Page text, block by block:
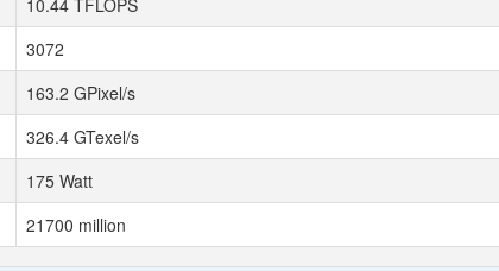
10.44 TFLOPS
3072
163.2 GPixel/s
326.4 GTexel/s
175 Watt
21700 million